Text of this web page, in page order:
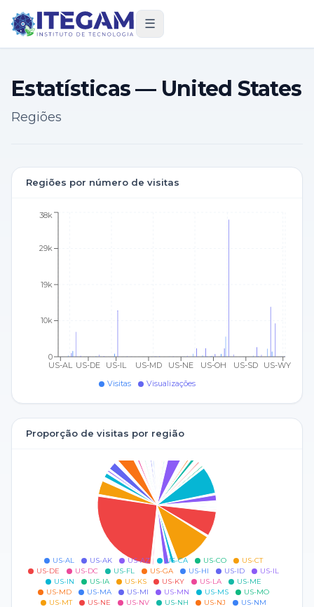
☰
Estatísticas — United States
Regiões
Regiões por número de visitas
US-AL US-DE US-IL US-MD US-NE US-OH US-SD US-WY
0
10k
19k
29k
38k
Visitas Visualizações
Proporção de visitas por região
US-AL US-AK US-AZ US-CA US-CO
US-CT
US-DE
US-DC US-FL US-GA US-HI US-ID
US-IL
US-IN
US-IA US-KS US-KY US-LA
US-ME
US-MD
US-MA US-MI US-MN US-MS
US-MO
US-MT
US-NE US-NV US-NH US-NJ
US-NM